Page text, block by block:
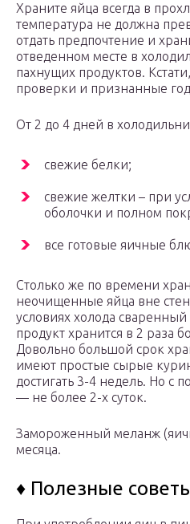
Храните яйца всегда в
температура не должна
отдать предпочтение и
отведенном месте в
пахнущих продуктов.
проверки и признанные
От 2 до 4 дней в
свежие белки;
свежие желтки – при
оболочки и полном
все готовые яичные
Столько же по времени
неочищенные яйца вне
условиях холода
продукт хранится в 2 раза
Довольно большой срок
имеют простые сырые
достигать 3-4 недель. Но с
— не более 2-х суток.
Замороженный меланж
месяца.
♦ Полезные